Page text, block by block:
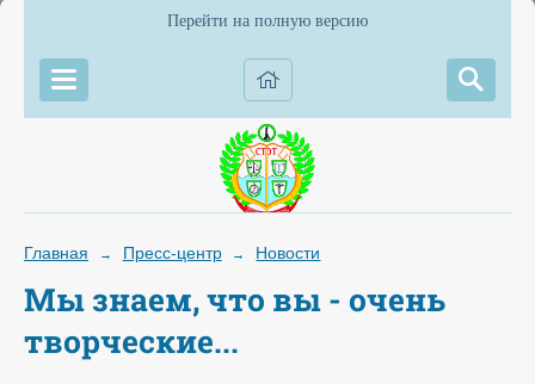
Перейти на полную версию
Главная → Пресс-центр → Новости
Мы знаем, что вы - очень
творческие...